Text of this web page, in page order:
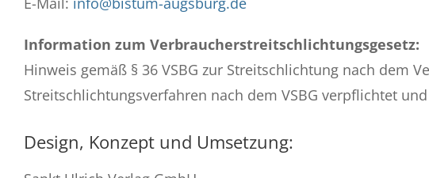
Information zum Verbraucherstreitschlichtungsgesetz:
Hinweis gemäß § 36 VSBG zur Streitschlichtung nach dem
Streitschlichtungsverfahren nach dem VSBG verpflichtet
Design, Konzept und Umsetzung: